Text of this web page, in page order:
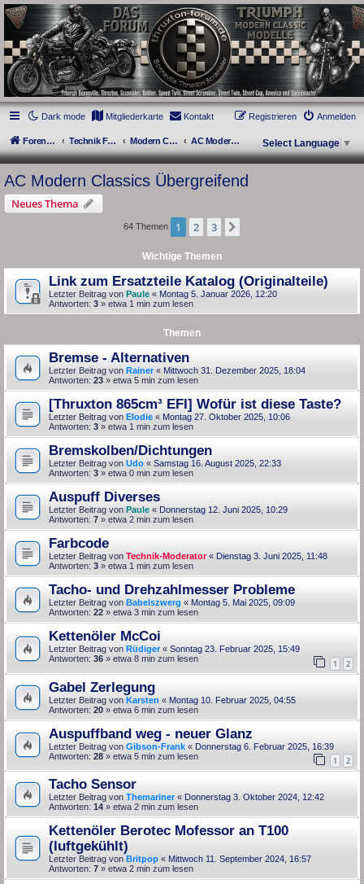
thruxton-forum.de
DAS FORUM! Alles rund um die Triumph Modern Classic Modelle. Das Forum für
die New Bonneville Baureihen ab BJ 2001. Triumph Bonneville, Thruxton,
Scrambler, Bobber, Speed Twin, Street Scrambler, Street Twin, Street Cup, America
und Speedmaster.
Dark mode
Mitgliederkarte Kontakt Anmelden
Registrieren
Foren-Übersicht Technik Forum Modern Classics - Baujahre 2001 bis 2015 [AC] AC Modern Classics Übergreifend Select Language ▼
AC Modern Classics Übergreifend
Neues Thema
64 Themen 1 2 3
Wichtige Themen
Link zum Ersatzteile Katalog (Originalteile)
Letzter Beitrag von Paule « Montag 5. Januar 2026, 12:20
Antworten: 3 » etwa 1 min zum lesen
Themen
Bremse - Alternativen
Letzter Beitrag von Rainer« Mittwoch 31. Dezember 2025, 18:04
Antworten: 23 » etwa 5 min zum lesen
[Thruxton 865cm³ EFI] Wofür ist diese Taste?
Letzter Beitrag von Elodie « Montag 27. Oktober 2025, 10:06
Antworten: 3 » etwa 1 min zum lesen
Bremskolben/Dichtungen
Letzter Beitrag von Udo « Samstag 16. August 2025, 22:33
Antworten: 3 » etwa 0 min zum lesen
Auspuff Diverses
Letzter Beitrag von Paule « Donnerstag 12. Juni 2025, 10:29
Antworten: 7 » etwa 2 min zum lesen
Farbcode
Letzter Beitrag von Technik-Moderator« Dienstag 3. Juni 2025, 11:48
Antworten: 3 » etwa 1 min zum lesen
Tacho- und Drehzahlmesser Probleme
Letzter Beitrag von Babelszwerg « Montag 5. Mai 2025, 09:09
Antworten: 22 » etwa 3 min zum lesen
Kettenöler McCoi
Letzter Beitrag von Rüdiger« Sonntag 23. Februar 2025, 15:49
Antworten: 36 1 2
» etwa 8 min zum lesen
Gabel Zerlegung
Letzter Beitrag von Karsten « Montag 10. Februar 2025, 04:55
Antworten: 20 » etwa 6 min zum lesen
Auspuffband weg - neuer Glanz
Letzter Beitrag von Gibson-Frank « Donnerstag 6. Februar 2025, 16:39
Antworten: 28 1 2
» etwa 5 min zum lesen
Tacho Sensor
Letzter Beitrag von Themariner« Donnerstag 3. Oktober 2024, 12:42
Antworten: 14 » etwa 2 min zum lesen
Kettenöler Berotec Mofessor an T100
(luftgekühlt)
Letzter Beitrag von Britpop « Mittwoch 11. September 2024, 16:57
Antworten: 7 » etwa 2 min zum lesen